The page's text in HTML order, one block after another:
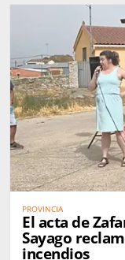
PROVINCIA
El acta de
Sayago
incendios